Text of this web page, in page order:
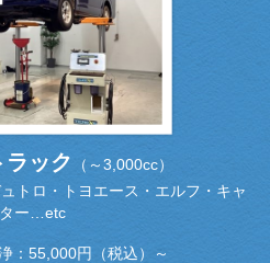
ック
（～3,000cc）
トロ・トヨエース・エルフ・キャ
ー…etc
：55,000円（税込）～